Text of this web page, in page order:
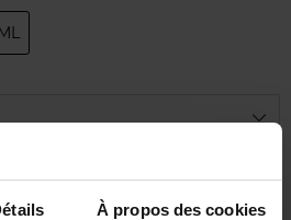
À propos des cookies
niet beschikbaar